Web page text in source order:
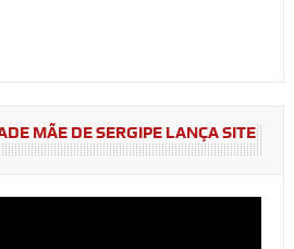
MÃE DE SERGIPE LANÇA SITE